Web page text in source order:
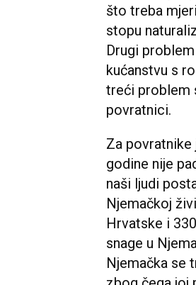
što treba
stopu
Drugi
kućanstvu s
treći problem
povratnici.
Za povratnike
godine nije
naši ljudi
Njemačkoj
Hrvatske i
snage u
Njemačka se